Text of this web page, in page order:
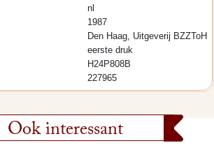
nl
1987
Den Haag, Uitgeverij BZZToH
eerste druk
H24P808B
227965
Ook interessant